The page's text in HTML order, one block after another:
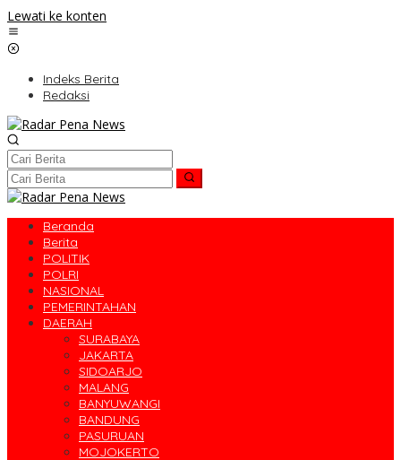
Lewati ke konten
Indeks Berita
Redaksi
Beranda
Berita
POLITIK
POLRI
NASIONAL
PEMERINTAHAN
DAERAH
SURABAYA
JAKARTA
SIDOARJO
MALANG
BANYUWANGI
BANDUNG
PASURUAN
MOJOKERTO